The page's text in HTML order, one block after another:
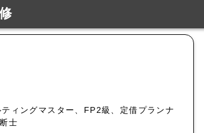
ィングマスター、FP2級、定借プランナ
士